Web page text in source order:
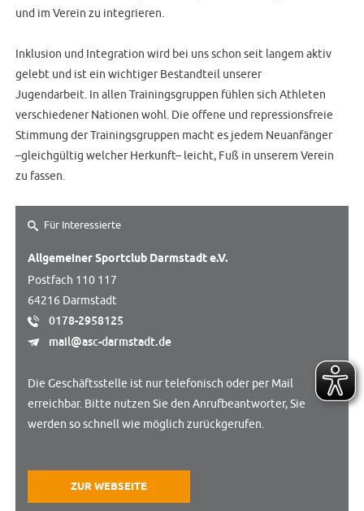
und im Verein zu integrieren.
Inklusion und Integration wird bei uns schon seit langem aktiv
gelebt und ist ein wichtiger Bestandteil unserer
Jugendarbeit. In allen Trainingsgruppen fühlen sich Athleten
verschiedener Nationen wohl. Die offene und repressionsfreie
Stimmung der Trainingsgruppen macht es jedem Neuanfänger
–gleichgültig welcher Herkunft– leicht, Fuß in unserem Verein
zu fassen.
Für Interessierte
Allgemeiner Sportclub Darmstadt e.V.
Postfach 110 117
64216 Darmstadt
0178-2958125
mail@asc-darmstadt.de
Die Geschäftsstelle ist nur telefonisch oder per Mail
erreichbar. Bitte nutzen Sie den Anrufbeantworter, Sie
werden so schnell wie möglich zurückgerufen.
ZUR WEBSEITE